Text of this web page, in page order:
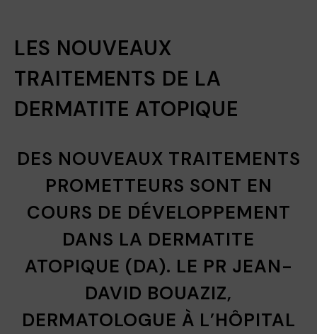
LES NOUVEAUX
TRAITEMENTS DE LA
DERMATITE ATOPIQUE
DES NOUVEAUX TRAITEMENTS
PROMETTEURS SONT EN
COURS DE DÉVELOPPEMENT
DANS LA DERMATITE
ATOPIQUE (DA). LE PR JEAN-
DAVID BOUAZIZ,
DERMATOLOGUE À L’HÔPITAL